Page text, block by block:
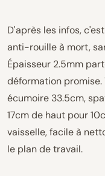
D'après les infos,
anti-rouille à mort,
Épaisseur 2.5mm
déformation promise.
écumoire 33.5cm,
17cm de haut pour
vaisselle, facile à
le plan de travail.